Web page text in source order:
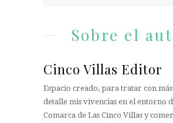
Sobre el
Cinco Villas Editor
Espacio creado, para tratar con
detalle mis vivencias en el entorno
Comarca de Las Cinco Villas y